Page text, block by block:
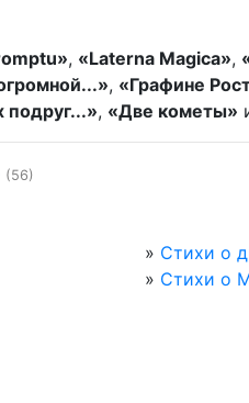
, «Laterna Magica»,
, «Графине
подруг...», «Две кометы»
(56)
» Стихи о
» Стихи о